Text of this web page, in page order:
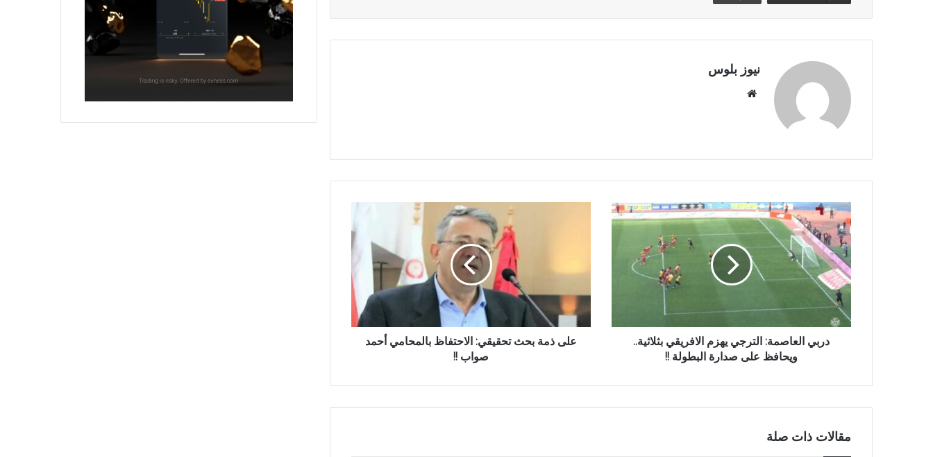
نيوز بلوس
دربي العاصمة: الترجي يهزم الافريقي بثلاثية..
ويحافظ على صدارة البطولة !!
على ذمة بحث تحقيقي: الاحتفاظ بالمحامي أحمد
صواب !!
مقالات ذات صلة